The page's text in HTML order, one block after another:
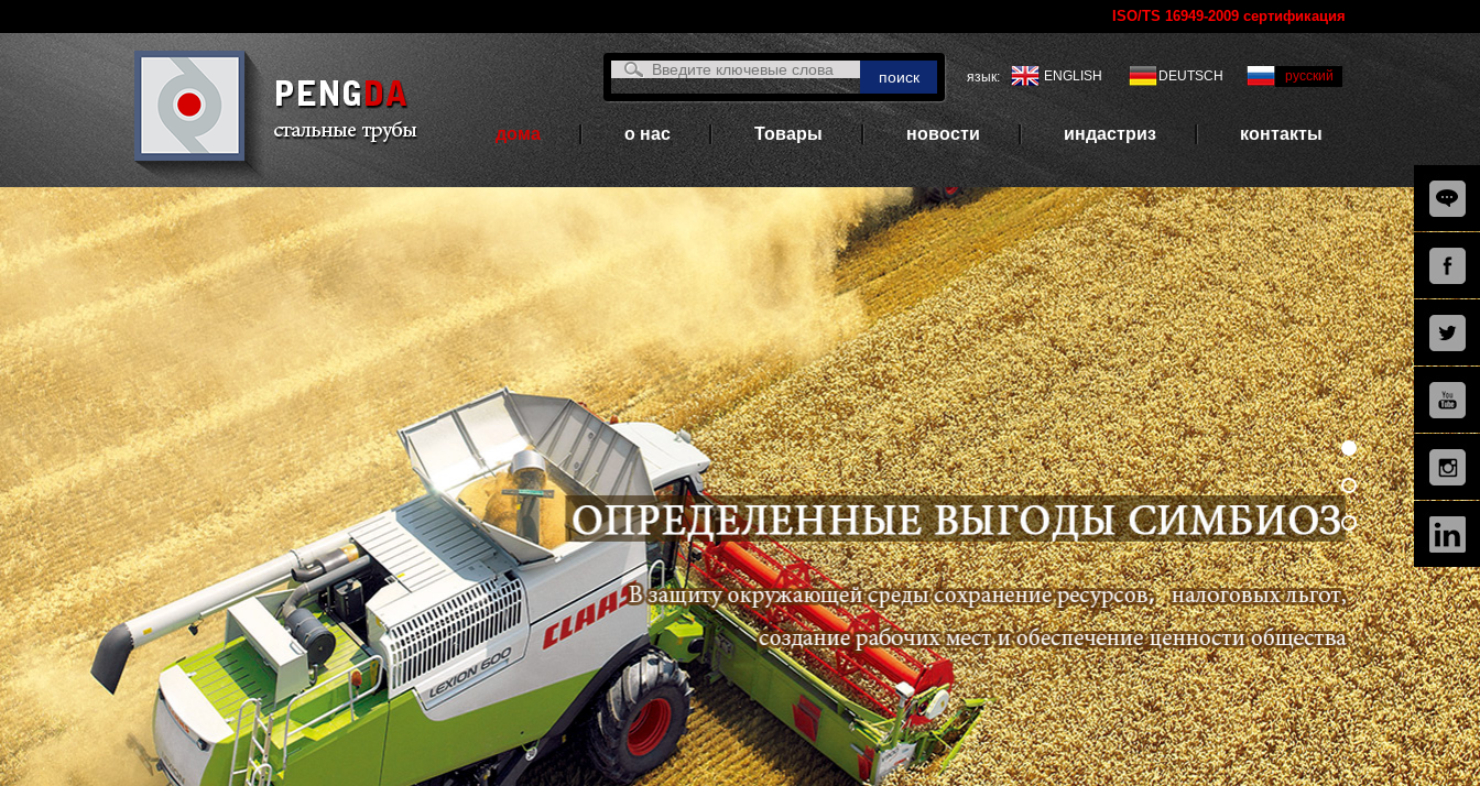
ISO/TS 16949-2009 сертификация
язык: ENGLISH DEUTSCH русский
дома о нас Товары новости индастриз контакты